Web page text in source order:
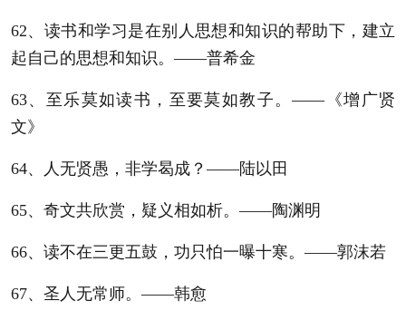
62、读书和学习是在别人思想和知识的帮助下，建立
起自己的思想和知识。——普希金
63、至乐莫如读书，至要莫如教子。——《增广贤
文》
64、人无贤愚，非学曷成？——陆以田
65、奇文共欣赏，疑义相如析。——陶渊明
66、读不在三更五鼓，功只怕一曝十寒。——郭沫若
67、圣人无常师。——韩愈